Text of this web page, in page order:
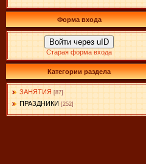
Форма входа
Войти через uID
Старая форма входа
Категории раздела
ЗАНЯТИЯ [87]
ПРАЗДНИКИ [252]